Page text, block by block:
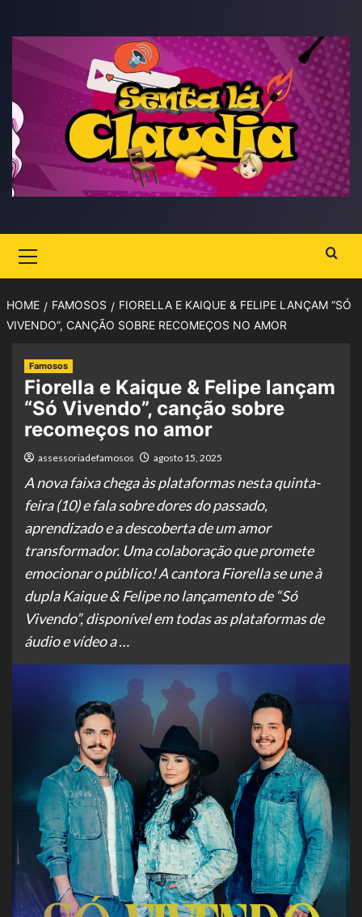
Menu
HOME FAMOSOS
FIORELLA E KAIQUE & FELIPE LANÇAM “SÓ
VIVENDO”, CANÇÃO SOBRE RECOMEÇOS NO AMOR
Famosos
Fiorella e Kaique & Felipe lançam
“Só Vivendo”, canção sobre
recomeços no amor
assessoriadefamosos agosto 15, 2025
A nova faixa chega às plataformas nesta quinta-
feira (10) e fala sobre dores do passado,
aprendizado e a descoberta de um amor
transformador. Uma colaboração que promete
emocionar o público! A cantora Fiorella se une à
dupla Kaique & Felipe no lançamento de “Só
Vivendo”, disponível em todas as plataformas de
áudio e vídeo a …